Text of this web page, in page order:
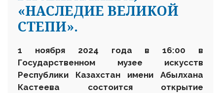
«НАСЛЕДИЕ ВЕЛИКОЙ
СТЕПИ».
1 ноября 2024 года в 16:00 в
Государственном музее искусств
Республики Казахстан имени Абылхана
Кастеева состоится открытие